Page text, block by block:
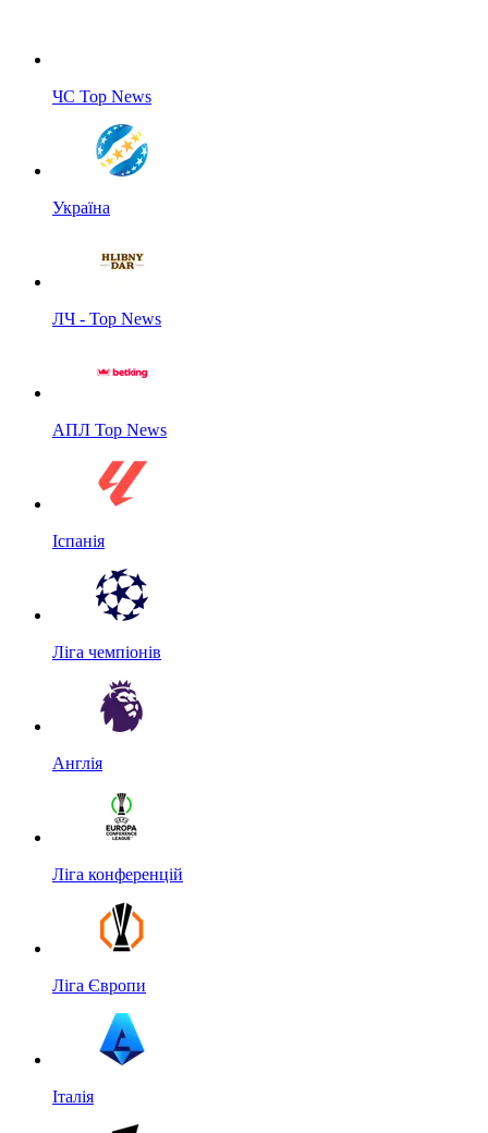
ЧС Top News
Україна
ЛЧ - Top News
АПЛ Top News
Іспанія
Ліга чемпіонів
Англія
Ліга конференцій
Ліга Європи
Італія